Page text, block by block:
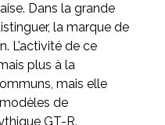
Dans la grande
la marque de
L’activité de ce
plus à la
mais elle
de
GT-R.